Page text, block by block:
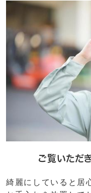
ご覧いただ
綺麗にしていると居